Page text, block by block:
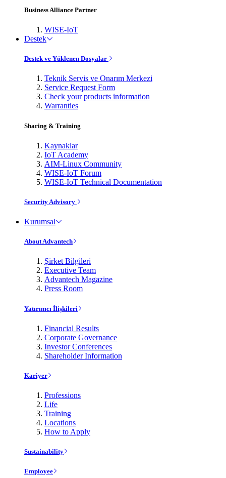
Business Alliance Partner
WISE-IoT
Destek
Destek ve Yüklenen Dosyalar
Teknik Servis ve Onarım Merkezi
Service Request Form
Check your products information
Warranties
Sharing & Training
Kaynaklar
IoT Academy
AIM-Linux Community
WISE-IoT Forum
WISE-IoT Technical Documentation
Security Advisory
Kurumsal
About Advantech
Şirket Bilgileri
Executive Team
Advantech Magazine
Press Room
Yatırımcı İlişkileri
Financial Results
Corporate Governance
Investor Conferences
Shareholder Information
Kariyer
Professions
Life
Training
Locations
How to Apply
Sustainability
Employee